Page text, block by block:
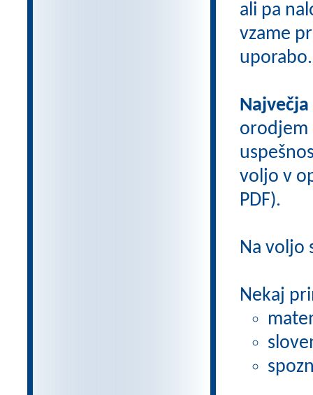
ali pa
vzame
uporabo.
orodjem
voljo v
PDF).
Na voljo
Nekaj